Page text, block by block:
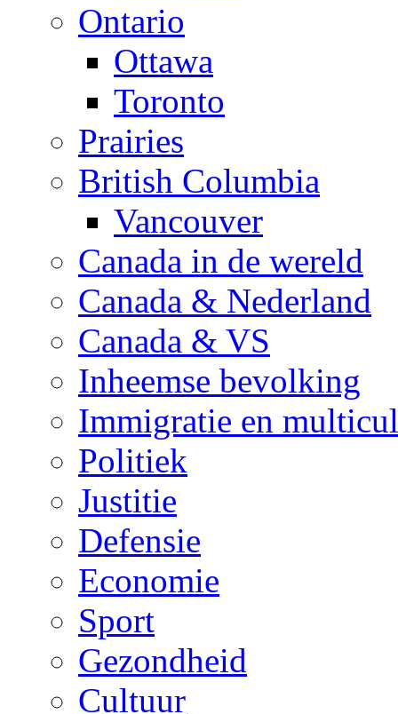
Ontario
Ottawa
Toronto
Prairies
British Columbia
Vancouver
Canada in de wereld
Canada & Nederland
Canada & VS
Inheemse bevolking
Immigratie en
Politiek
Justitie
Defensie
Economie
Sport
Gezondheid
Cultuur